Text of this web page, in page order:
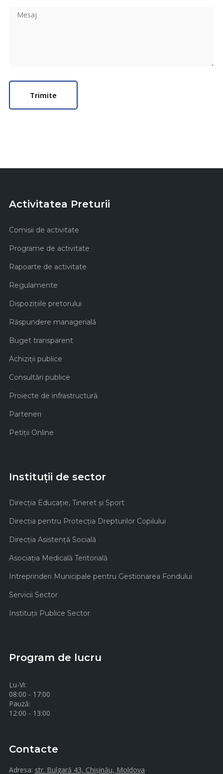
Activitatea Preturii
Comisii de activitate
Programe de activitate
Rapoarte de activitate
Regulamente
Dispozițiile pretorului
Răspundere managerială
Buget transparent
Achiziţii publice
Consultări publice
Proiecte de infrastructură
Parteneri
Petiții Online
Instituții de sector
Direcţia Educaţie, Tineret şi Sport
Direcţia pentru Protecţia Drepturilor Copilului
Direcţia Asistenţă Socială
Asociaţia Medicală Teritorială
Intreprinderi Municipale pentru Gestionarea Fondului
Servicii Sector
Instituţii Publice Sector
Program de lucru
Lu-Vi:
08:00 - 17:00
Pauză:
12:00 - 13:00
Contacte
Adresa: str. Bulgară 43, Chișinău, Moldova